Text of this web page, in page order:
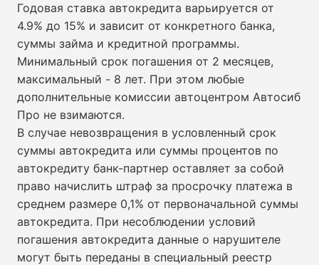
Годовая ставка автокредита варьируется от
4.9% до 15% и зависит от конкретного банка,
суммы займа и кредитной программы.
Минимальный срок погашения от 2 месяцев,
максимальный - 8 лет. При этом любые
дополнительные комиссии автоцентром Автосиб
Про не взимаются.
В случае невозвращения в условленный срок
суммы автокредита или суммы процентов по
автокредиту банк-партнер оставляет за собой
право начислить штраф за просрочку платежа в
среднем размере 0,1% от первоначальной суммы
автокредита. При несоблюдении условий
погашения автокредита данные о нарушителе
могут быть переданы в специальный реестр